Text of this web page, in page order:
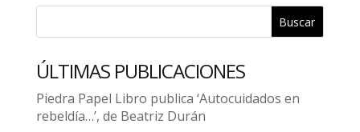
Buscar
ÚLTIMAS PUBLICACIONES
Piedra Papel Libro publica ‘Autocuidados en
rebeldía…’, de Beatriz Durán